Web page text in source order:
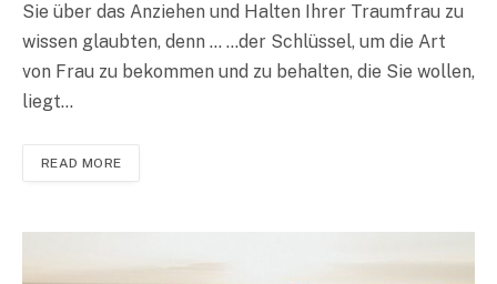
Sie über das Anziehen und Halten Ihrer Traumfrau zu
wissen glaubten, denn … …der Schlüssel, um die Art
von Frau zu bekommen und zu behalten, die Sie wollen,
liegt…
READ MORE